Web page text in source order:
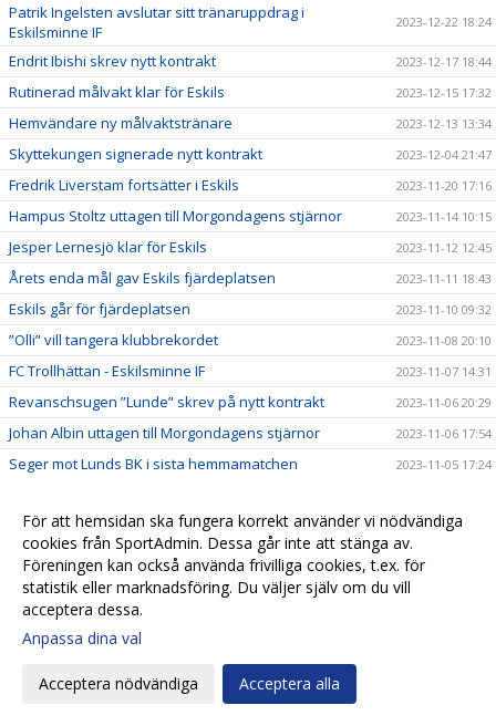
Patrik Ingelsten avslutar sitt tränaruppdrag i
Eskilsminne IF
2023-12-22 18:24
Endrit Ibishi skrev nytt kontrakt 2023-12-17 18:44
Rutinerad målvakt klar för Eskils 2023-12-15 17:32
Hemvändare ny målvaktstränare 2023-12-13 13:34
Skyttekungen signerade nytt kontrakt 2023-12-04 21:47
Fredrik Liverstam fortsätter i Eskils 2023-11-20 17:16
Hampus Stoltz uttagen till Morgondagens stjärnor 2023-11-14 10:15
Jesper Lernesjö klar för Eskils 2023-11-12 12:45
Årets enda mål gav Eskils fjärdeplatsen 2023-11-11 18:43
Eskils går för fjärdeplatsen 2023-11-10 09:32
”Olli” vill tangera klubbrekordet 2023-11-08 20:10
FC Trollhättan - Eskilsminne IF 2023-11-07 14:31
Revanschsugen ”Lunde” skrev på nytt kontrakt 2023-11-06 20:29
Johan Albin uttagen till Morgondagens stjärnor 2023-11-06 17:54
Seger mot Lunds BK i sista hemmamatchen 2023-11-05 17:24
Imponerande säsong av ”Bobbe" 2023-11-01 20:54
Ingen tvekan för Casper Seger 2023-10-31 21:00
Eskilsminne IF - Lunds BK 2023-10-30 13:10
Eskilscoachen: ”Vi förtjänade inte förlora"
Lagkaptenen signerade nytt kontrakt
Omtumlande tid för Lucas Ohlander
För att hemsidan ska fungera korrekt använder vi nödvändiga
cookies från SportAdmin. Dessa går inte att stänga av.
Föreningen kan också använda frivilliga cookies, t.ex. för
statistik eller marknadsföring. Du väljer själv om du vill
acceptera dessa.
Anpassa dina val
Acceptera nödvändiga Acceptera alla